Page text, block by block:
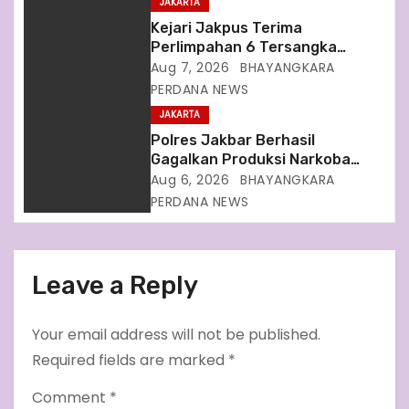
Kejari Jakpus Terima
Perlimpahan 6 Tersangka
Terkait Kasus Dugaan Korupsi
Tata Kelola Minyak Mentah
Pertamina
Aug 7, 2026
BHAYANGKARA
PERDANA NEWS
JAKARTA
Polres Jakbar Berhasil
Gagalkan Produksi Narkoba
Senilai Ratusan Miliar dari 7
Orang Tersangka
Aug 6, 2026
BHAYANGKARA
PERDANA NEWS
Leave a Reply
Your email address will not be published.
Required fields are marked *
Comment *